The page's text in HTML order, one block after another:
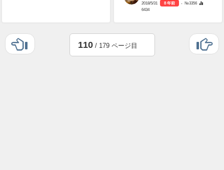
2018/5/31 8 年前
- №3356
6434
110/ 179 ページ目